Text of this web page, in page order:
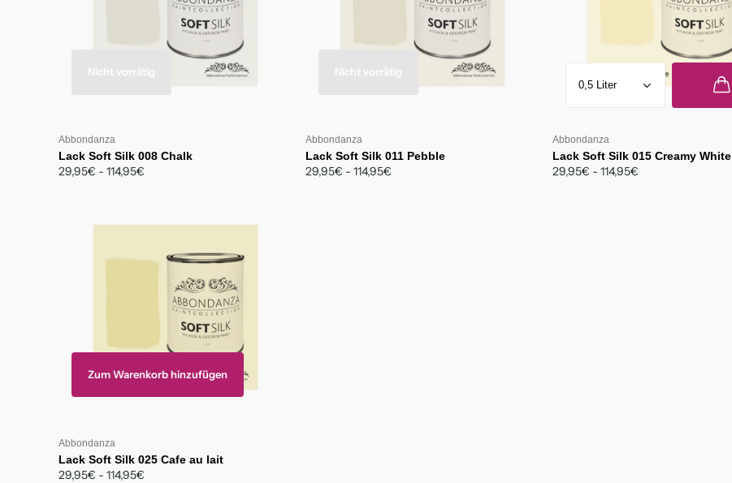
Nicht vorrätig
Abbondanza
Lack Soft Silk 008 Chalk
29,95€ - 114,95€
Nicht vorrätig
Abbondanza
Lack Soft Silk 011 Pebble
29,95€ - 114,95€
Abbondanza
Lack Soft Silk 015 Creamy White
29,95€ - 114,95€
Zum Warenkorb hinzufügen
Abbondanza
Lack Soft Silk 025 Cafe au lait
29,95€ - 114,95€